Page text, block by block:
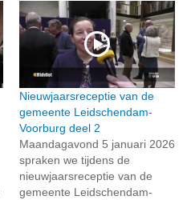
Nieuwjaarsreceptie van de
gemeente Leidschendam-
Voorburg deel 2
Maandagavond 5 januari 2026
spraken we tijdens de
nieuwjaarsreceptie van de
gemeente Leidschendam-